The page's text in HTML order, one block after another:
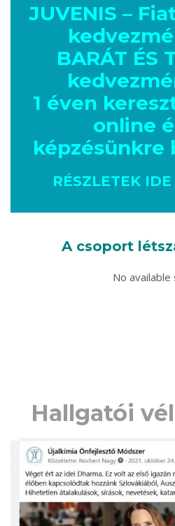
JUVENIS –
BARÁT ÉS
1 éven
online
képzésünkre
RÉSZLETEK
A csoport
No available
Hallgatói